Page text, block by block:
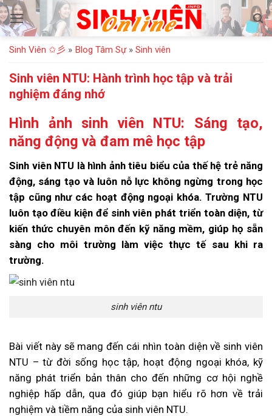
Bỏ
qua
nội
dung
Sinh Viên ✩彡 » Blog Tâm Sự» Sinh viên
Sinh viên NTU: Hành trình học tập và trải
nghiệm đáng nhớ
Hình ảnh sinh viên NTU: Sáng tạo,
năng động và đam mê học tập
Sinh viên NTU là hình ảnh tiêu biểu của thế hệ trẻ năng
động, sáng tạo và luôn nỗ lực không ngừng trong học
tập cũng như các hoạt động ngoại khóa. Trường NTU
luôn tạo điều kiện để sinh viên phát triển toàn diện, từ
kiến thức chuyên môn đến kỹ năng mềm, giúp họ sẵn
sàng cho môi trường làm việc thực tế sau khi ra
trường.
sinh viên ntu
Bài viết này sẽ mang đến cái nhìn toàn diện về sinh viên
NTU – từ đời sống học tập, hoạt động ngoại khóa, kỹ
năng phát triển bản thân cho đến những cơ hội nghề
nghiệp hấp dẫn, qua đó giúp bạn hiểu rõ hơn về trải
nghiệm và tiềm năng của sinh viên NTU.